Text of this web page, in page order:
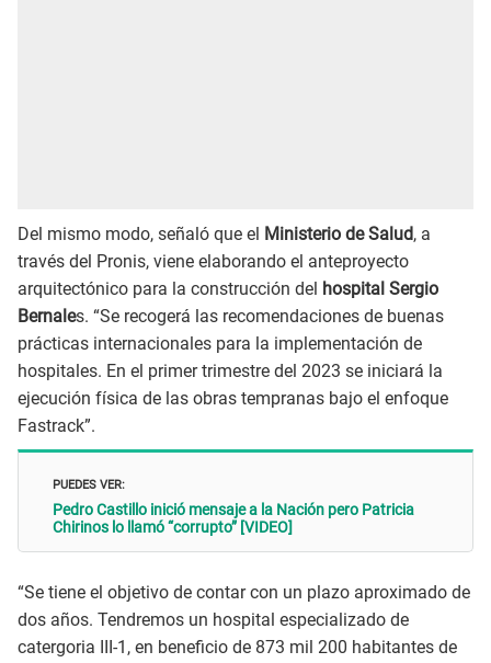
Del mismo modo, señaló que el Ministerio de Salud, a
través del Pronis, viene elaborando el anteproyecto
arquitectónico para la construcción del hospital Sergio
Bernales. “Se recogerá las recomendaciones de buenas
prácticas internacionales para la implementación de
hospitales. En el primer trimestre del 2023 se iniciará la
ejecución física de las obras tempranas bajo el enfoque
Fastrack”.
PUEDES VER:
Pedro Castillo inició mensaje a la Nación pero Patricia
Chirinos lo llamó “corrupto” [VIDEO]
“Se tiene el objetivo de contar con un plazo aproximado de
dos años. Tendremos un hospital especializado de
catergoria III-1, en beneficio de 873 mil 200 habitantes de